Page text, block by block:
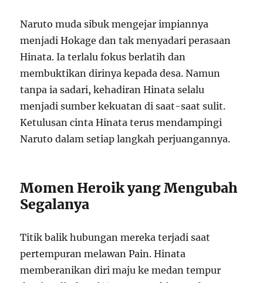
Naruto muda sibuk mengejar impiannya
menjadi Hokage dan tak menyadari perasaan
Hinata. Ia terlalu fokus berlatih dan
membuktikan dirinya kepada desa. Namun
tanpa ia sadari, kehadiran Hinata selalu
menjadi sumber kekuatan di saat-saat sulit.
Ketulusan cinta Hinata terus mendampingi
Naruto dalam setiap langkah perjuangannya.
Momen Heroik yang Mengubah
Segalanya
Titik balik hubungan mereka terjadi saat
pertempuran melawan Pain. Hinata
memberanikan diri maju ke medan tempur